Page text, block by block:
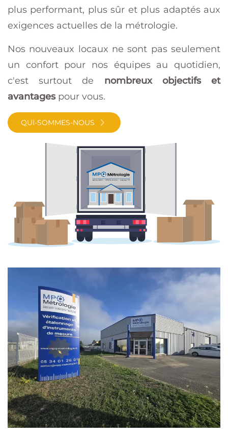
plus performant, plus sûr et plus adaptés aux
exigences actuelles de la métrologie.
Nos nouveaux locaux ne sont pas seulement
un confort pour nos équipes au quotidien,
c'est surtout de nombreux objectifs et
avantagespour vous.
QUI-SOMMES-NOUS